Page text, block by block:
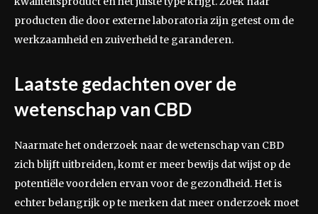
producten die door externe laboratoria zijn getest om de
werkzaamheid en zuiverheid te garanderen.
Laatste gedachten over de
wetenschap van CBD
Naarmate het onderzoek naar de wetenschap van CBD
zich blijft uitbreiden, komt er meer bewijs dat wijst op de
potentiële voordelen ervan voor de gezondheid. Het is
echter belangrijk op te merken dat meer onderzoek moet